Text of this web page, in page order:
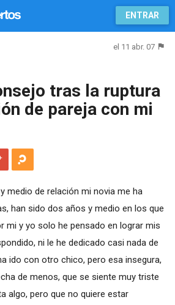
ENTRAR
el 11 abr. 07
tras la ruptura
de pareja con mi
medio de relación mi novia me ha
han sido dos años y medio en los que
mi y yo solo he pensado en lograr mis
ni le he dedicado casi nada de
ido con otro chico, pero esa insegura,
de menos, que se siente muy triste
algo, pero que no quiere estar